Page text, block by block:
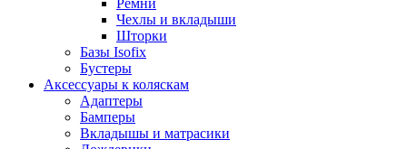
Ремни
Чехлы и вкладыши
Шторки
Базы Isofix
Бустеры
Аксессуары к коляскам
Адаптеры
Бамперы
Вкладышы и матрасики